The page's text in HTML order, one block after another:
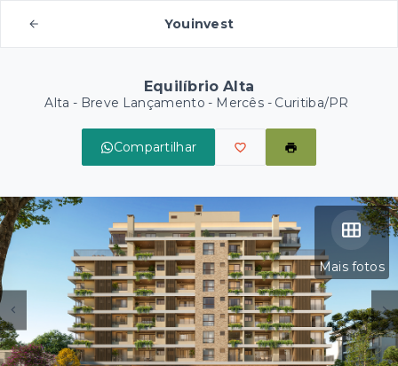
Youinvest
Equilíbrio Alta
Alta - Breve Lançamento - Mercês - Curitiba/PR
Compartilhar
Mais fotos